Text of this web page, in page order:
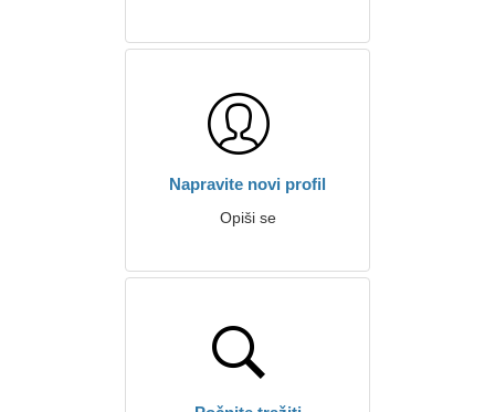
Napravite novi profil
Opiši se